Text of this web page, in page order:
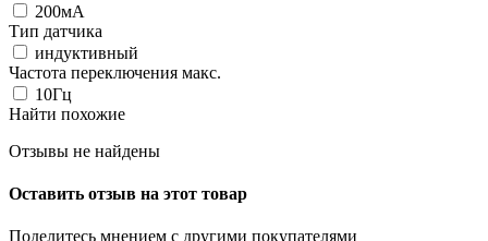
200мА
Тип датчика
индуктивный
Частота переключения макс.
10Гц
Найти похожие
Отзывы не найдены
Оставить отзыв на этот товар
Поделитесь мнением с другими покупателями